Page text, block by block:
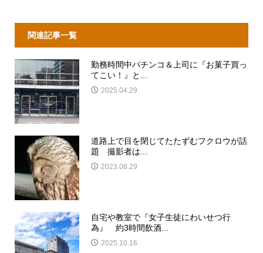
関連記事一覧
勤務時間中パチンコ＆上司に『お菓子買っ
てこい！』と...
2025.04.29
道路上で目を閉じてたたずむフクロウが話
題 撮影者は...
2023.06.29
自宅や教室で『女子生徒にわいせつ行
為』 約3時間飲酒...
2025.10.16